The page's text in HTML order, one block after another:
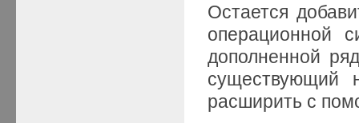
Остается
операционной
дополненной
существующий
расширить с